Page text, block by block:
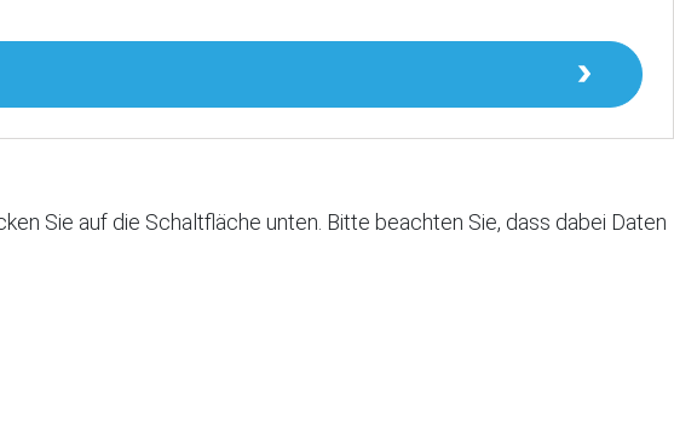
Sie auf die Schaltfläche unten. Bitte beachten Sie, dass dabei Daten